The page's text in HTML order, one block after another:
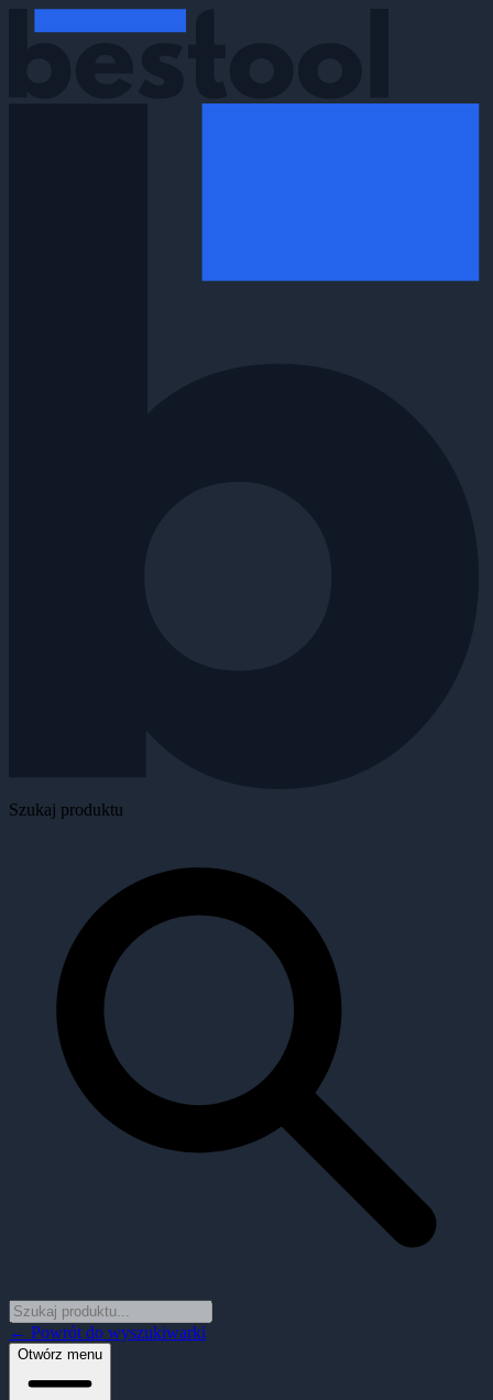
Szukaj produktu
← Powrót do wyszukiwarki
Otwórz menu